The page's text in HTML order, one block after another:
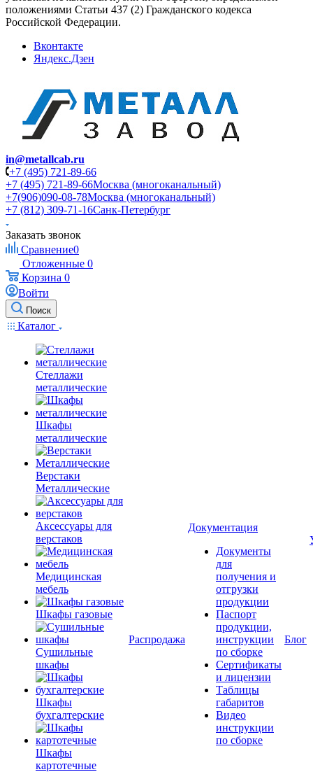
положениями Статьи 437 (2) Гражданского кодекса
Российской Федерации.
Вконтакте
Яндекс.Дзен
in@metallcab.ru
+7 (495) 721-89-66
+7 (495) 721-89-66Москва (многоканальный)
+7(906)090-08-78Москва (многоканальный)
+7 (812) 309-71-16Санк-Петербург
Заказать звонок
Сравнение0
Отложенные 0
Корзина 0
Войти
Поиск
Каталог
Стеллажи
металлические
Шкафы
металлические
Верстаки
Металлические
Аксессуары для
верстаков
Медицинская
мебель
Шкафы газовые
Сушильные
шкафы
Шкафы
бухгалтерские
Шкафы
картотечные
Распродажа
Документация
Документы
для
получения и
отгрузки
продукции
Паспорт
продукции,
инструкции
по сборке
Сертификаты
и лицензии
Таблицы
габаритов
Видео
инструкции
по сборке
Блог